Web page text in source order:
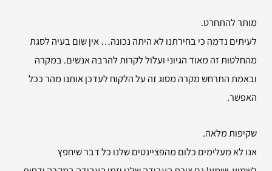
מותר להתחרט.
לעיתים נדמה כי בחירתנו לא היתה נכונה… אין שום בעיה לסגת
מהחלטות זה מאוד הגיוני ועלול לקרות להרבה אנשים. במקרה
ובאמת התרחש מקרה מסוג זה על הלקוח לעדכן אותנו מהר ככל
האפשר.
שקיפות מלאה.
אנו לא מעלימים כלום מהפציינטים שלנו כל דבר שיחפץ